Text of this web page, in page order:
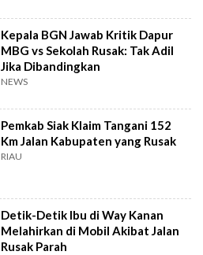
Kepala BGN Jawab Kritik Dapur
MBG vs Sekolah Rusak: Tak Adil
Jika Dibandingkan
NEWS
Pemkab Siak Klaim Tangani 152
Km Jalan Kabupaten yang Rusak
RIAU
Detik-Detik Ibu di Way Kanan
Melahirkan di Mobil Akibat Jalan
Rusak Parah